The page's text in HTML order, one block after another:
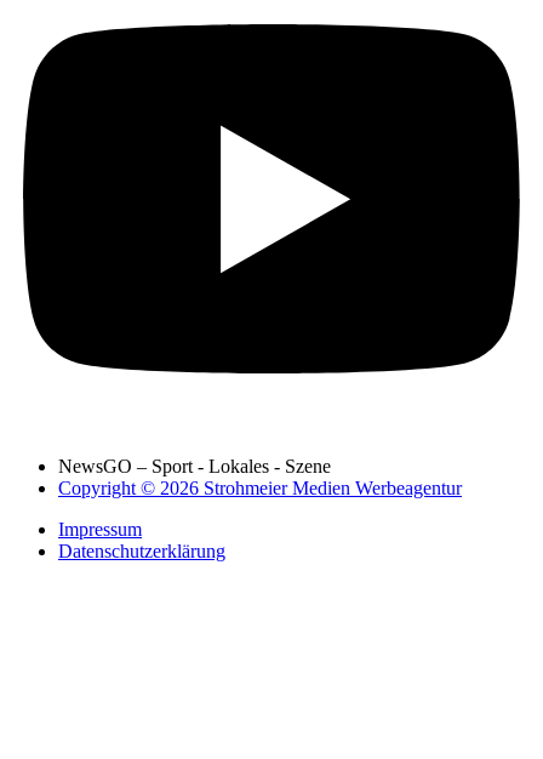
NewsGO – Sport - Lokales - Szene
Copyright © 2026 Strohmeier Medien Werbeagentur
Impressum
Datenschutzerklärung